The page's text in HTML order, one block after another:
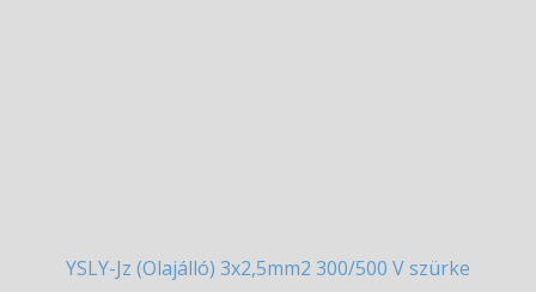
YSLY-Jz (Olajálló) 3x2,5mm2 300/500 V szürke